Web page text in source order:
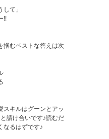
て」
!!
掴むベストな答えは次
スキルはグーンとアッ
請け合いです♪読むだ
なるはずです♪